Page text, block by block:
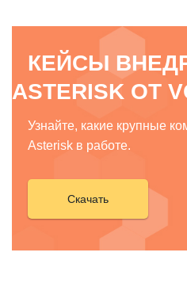
КЕЙСЫ
ASTERISK ОТ
Узнайте, какие крупные
Asterisk в работе.
Скачать